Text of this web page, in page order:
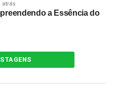
atrás
a Essência do